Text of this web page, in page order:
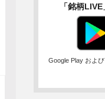
「銘柄
Google Play およ